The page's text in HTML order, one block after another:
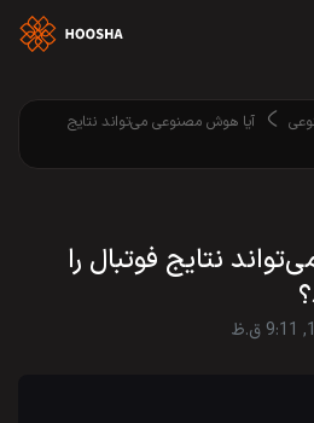
آیا هوش مصنوعی می‌تواند نتایج
نتایج فوتبال را